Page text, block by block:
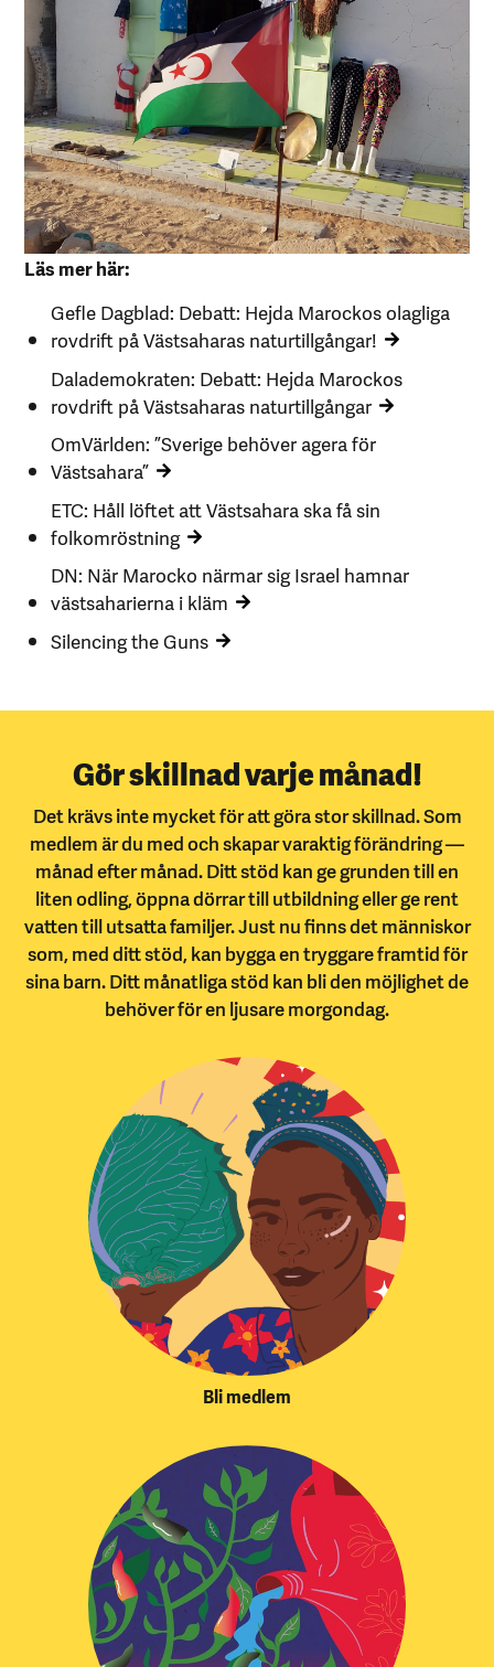
Läs mer här:
Gefle Dagblad: Debatt: Hejda Marockos olagliga
rovdrift på Västsaharas naturtillgångar!
Dalademokraten: Debatt: Hejda Marockos
rovdrift på Västsaharas naturtillgångar
OmVärlden: ”Sverige behöver agera för
Västsahara”
ETC: Håll löftet att Västsahara ska få sin
folkomröstning
DN: När Marocko närmar sig Israel hamnar
västsaharierna i kläm
Silencing the Guns
Gör skillnad varje månad!
Det krävs inte mycket för att göra stor skillnad. Som
medlem är du med och skapar varaktig förändring —
månad efter månad. Ditt stöd kan ge grunden till en
liten odling, öppna dörrar till utbildning eller ge rent
vatten till utsatta familjer. Just nu finns det människor
som, med ditt stöd, kan bygga en tryggare framtid för
sina barn. Ditt månatliga stöd kan bli den möjlighet de
behöver för en ljusare morgondag.
Bli medlem